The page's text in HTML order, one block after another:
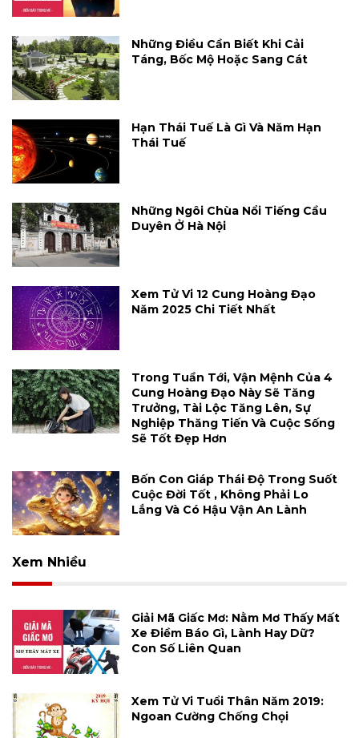
Những Điều Cần Biết Khi Cải
Táng, Bốc Mộ Hoặc Sang Cát
Hạn Thái Tuế Là Gì Và Năm Hạn
Thái Tuế
Những Ngôi Chùa Nổi Tiếng Cầu
Duyên Ở Hà Nội
Xem Tử Vi 12 Cung Hoàng Đạo
Năm 2025 Chi Tiết Nhất
Trong Tuần Tới, Vận Mệnh Của 4
Cung Hoàng Đạo Này Sẽ Tăng
Trưởng, Tài Lộc Tăng Lên, Sự
Nghiệp Thăng Tiến Và Cuộc Sống
Sẽ Tốt Đẹp Hơn
Bốn Con Giáp Thái Độ Trong Suốt
Cuộc Đời Tốt , Không Phải Lo
Lắng Và Có Hậu Vận An Lành
Xem Nhiều
Giải Mã Giấc Mơ: Nằm Mơ Thấy Mất
Xe Điềm Báo Gì, Lành Hay Dữ?
Con Số Liên Quan
Xem Tử Vi Tuổi Thân Năm 2019:
Ngoan Cường Chống Chọi